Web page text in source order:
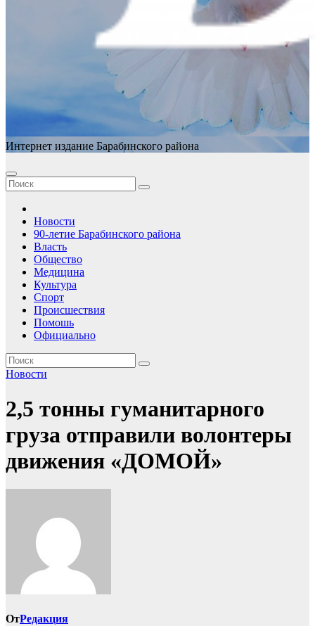
Интернет издание Барабинского района
Новости
90-летие Барабинского района
Власть
Общество
Медицина
Культура
Спорт
Происшествия
Помошь
Официально
Новости
2,5 тонны гуманитарного
груза отправили волонтеры
движения «ДОМОЙ»
ОтРедакция